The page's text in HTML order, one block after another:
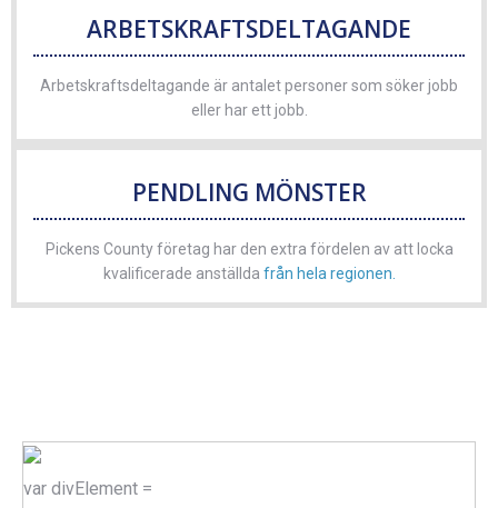
ARBETSKRAFTSDELTAGANDE
Arbetskraftsdeltagande är antalet personer som söker jobb
eller har ett jobb.
PENDLING MÖNSTER
Pickens County företag har den extra fördelen av att locka
kvalificerade anställda från hela regionen.
var divElement =